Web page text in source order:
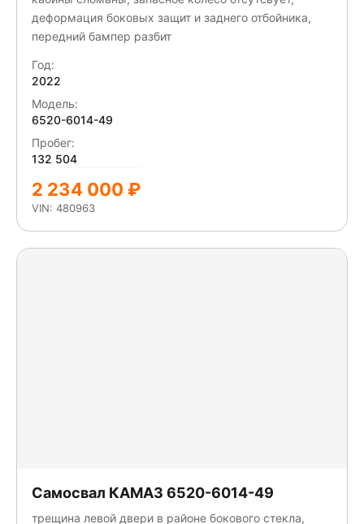
деформация боковых защит и заднего отбойника,
передний бампер разбит
Год:
2022
Модель:
6520-6014-49
Пробег:
132 504
2 234 000 ₽
VIN: 480963
Самосвал КАМАЗ 6520-6014-49
трещина левой двери в районе бокового стекла,